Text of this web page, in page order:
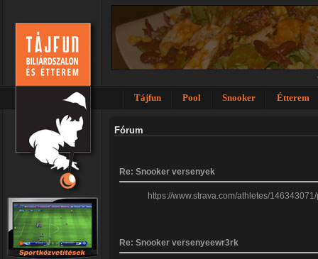
Tájfun Pool Snooker Étterem
Fórum
Re: Snooker versenyek
https://www.strava.com/athletes/
Re: Snooker versenyeewr3rk